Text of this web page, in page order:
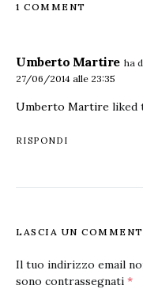
1 COMMENT
Umberto Martire ha
27/06/2014 alle 23:35
Umberto Martire liked
RISPONDI
LASCIA UN
Il tuo indirizzo email
sono contrassegnati *